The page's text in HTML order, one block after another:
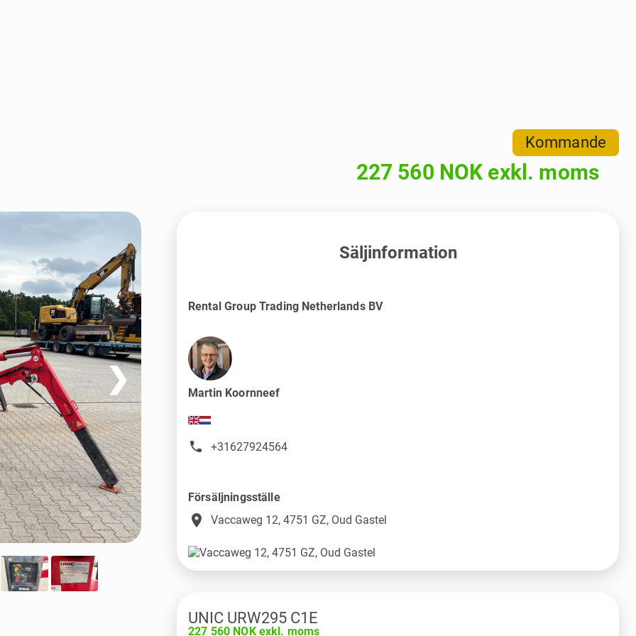
Kommande
227 560 NOK exkl. moms
❯
Säljinformation
Rental Group Trading Netherlands BV
Martin Koornneef
+31627924564
Försäljningsställe
place Vaccaweg 12, 4751 GZ, Oud Gastel
UNIC URW295 C1E
227 560 NOK exkl. moms